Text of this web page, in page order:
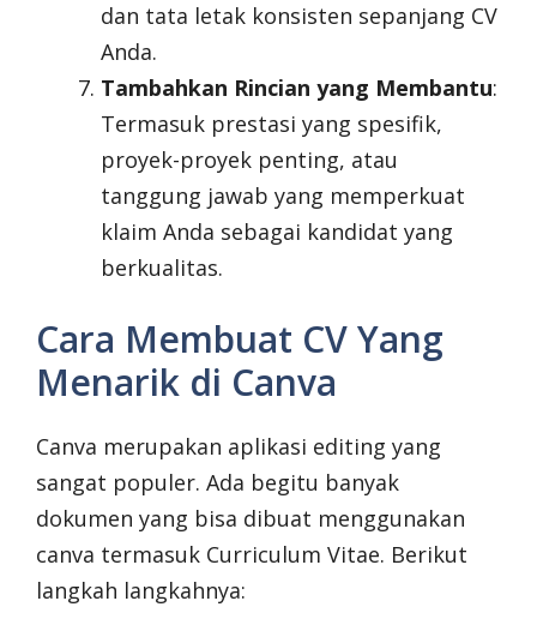
dan tata letak konsisten sepanjang CV
Anda.
Tambahkan Rincian yang Membantu:
Termasuk prestasi yang spesifik,
proyek-proyek penting, atau
tanggung jawab yang memperkuat
klaim Anda sebagai kandidat yang
berkualitas.
Cara Membuat CV Yang
Menarik di Canva
Canva merupakan aplikasi editing yang
sangat populer. Ada begitu banyak
dokumen yang bisa dibuat menggunakan
canva termasuk Curriculum Vitae. Berikut
langkah langkahnya: